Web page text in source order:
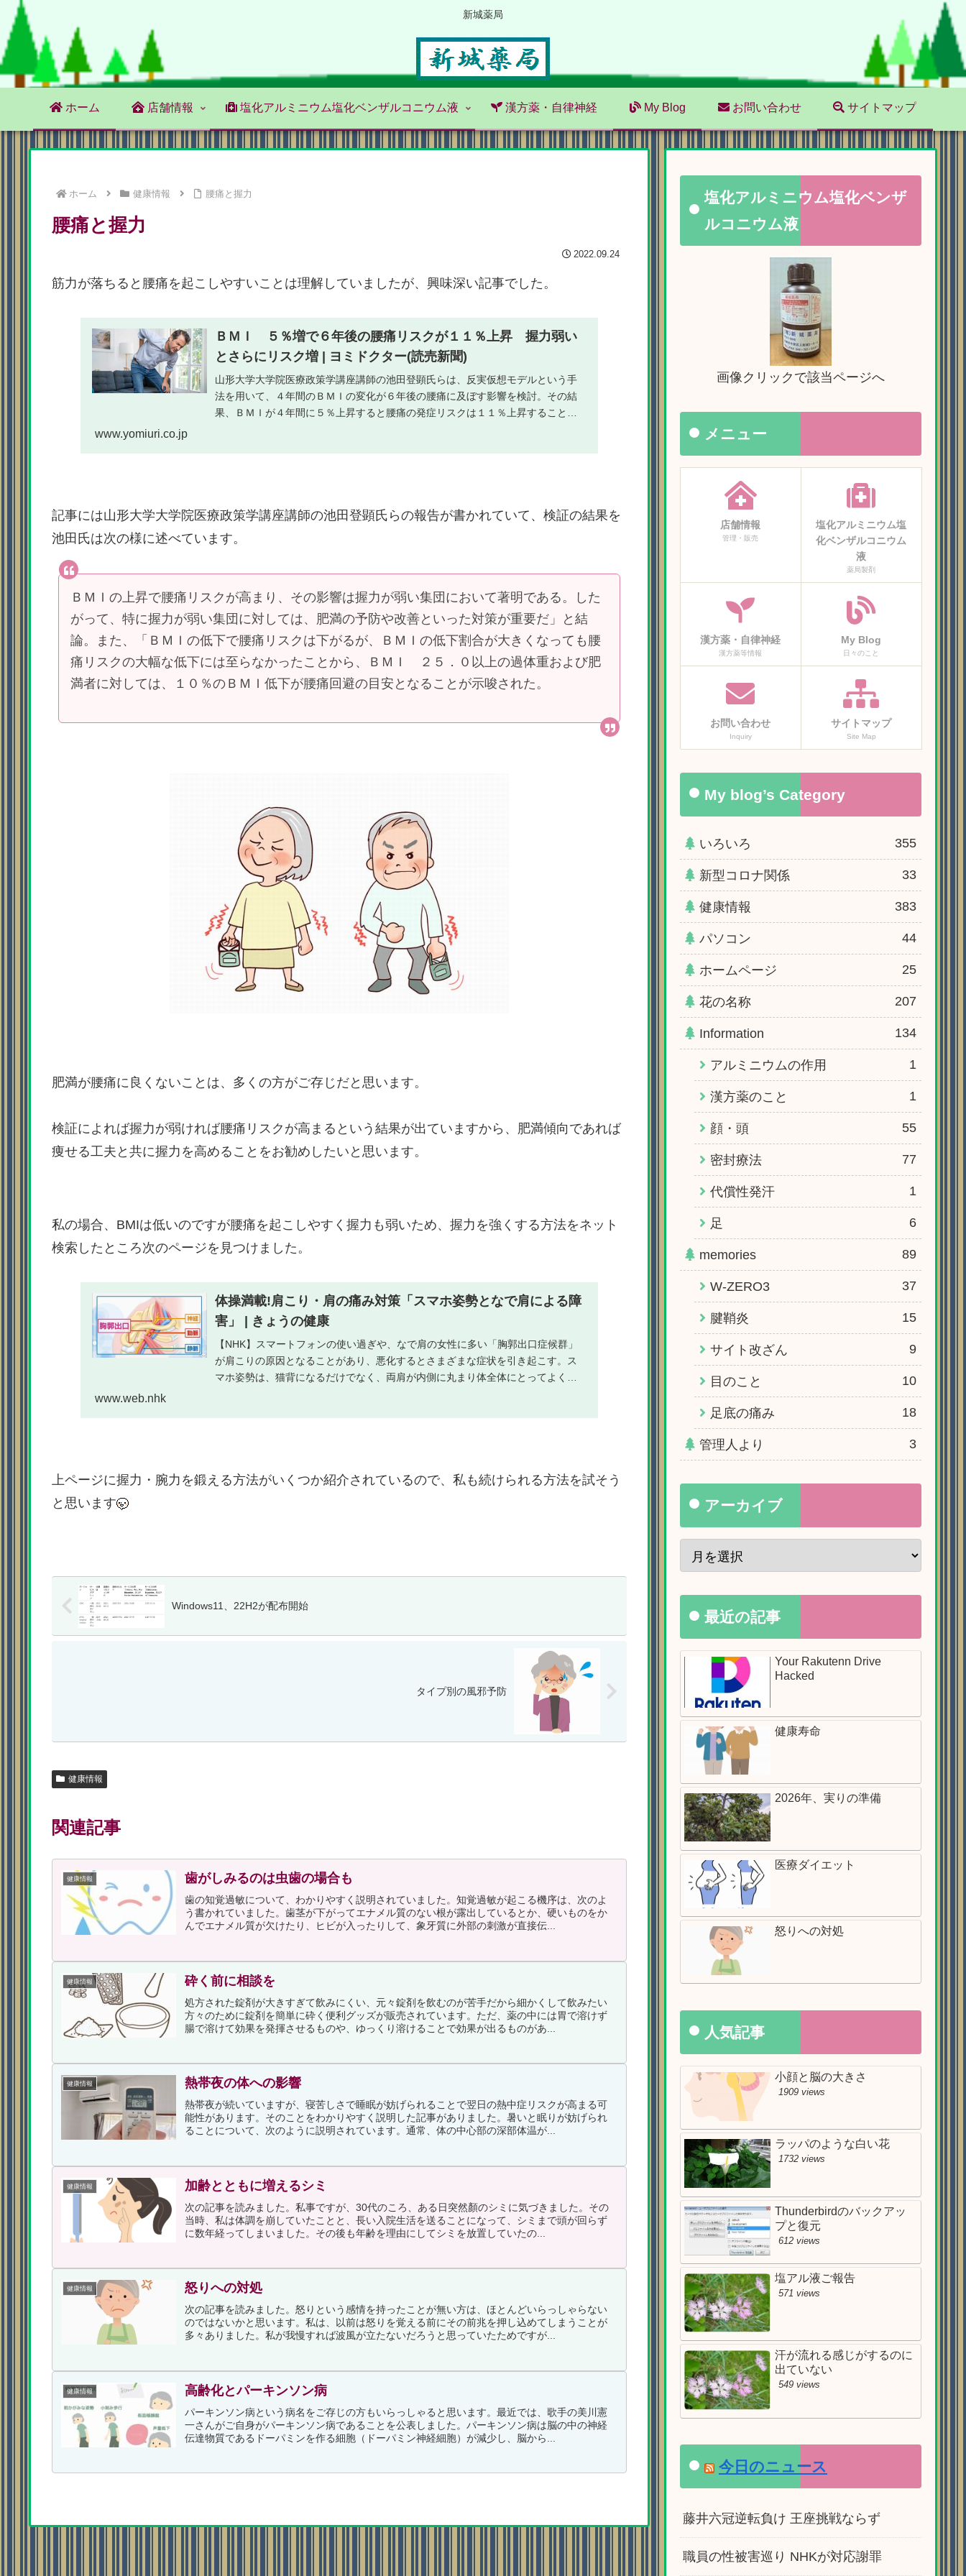
新城薬局
ホーム 店舗情報 塩化アルミニウム塩化ベンザルコニウム液 漢方薬・自律神経 My Blog お問い合わせ サイトマップ
ホーム 健康情報 腰痛と握力
腰痛と握力
2022.09.24
筋力が落ちると腰痛を起こしやすいことは理解していましたが、興味深い記事でした。
ＢＭＩ ５％増で６年後の腰痛リスクが１１％上昇 握力弱い
とさらにリスク増 | ヨミドクター(読売新聞)
山形大学大学院医療政策学講座講師の池田登顕氏らは、反実仮想モデルという手
法を用いて、４年間のＢＭＩの変化が６年後の腰痛に及ぼす影響を検討。その結
果、ＢＭＩが４年間に５％上昇すると腰痛の発症リスクは１１％上昇すること、
www.yomiuri.co.jp
記事には山形大学大学院医療政策学講座講師の池田登顕氏らの報告が書かれていて、検証の結果を
池田氏は次の様に述べています。
ＢＭＩの上昇で腰痛リスクが高まり、その影響は握力が弱い集団において著明である。した
がって、特に握力が弱い集団に対しては、肥満の予防や改善といった対策が重要だ」と結
論。また、「ＢＭＩの低下で腰痛リスクは下がるが、ＢＭＩの低下割合が大きくなっても腰
痛リスクの大幅な低下には至らなかったことから、ＢＭＩ ２５．０以上の過体重および肥
満者に対しては、１０％のＢＭＩ低下が腰痛回避の目安となることが示唆された。
肥満が腰痛に良くないことは、多くの方がご存じだと思います。
検証によれば握力が弱ければ腰痛リスクが高まるという結果が出ていますから、肥満傾向であれば
痩せる工夫と共に握力を高めることをお勧めしたいと思います。
私の場合、BMIは低いのですが腰痛を起こしやすく握力も弱いため、握力を強くする方法をネット
検索したところ次のページを見つけました。
体操満載!肩こり・肩の痛み対策「スマホ姿勢となで肩による障
害」 | きょうの健康
【NHK】スマートフォンの使い過ぎや、なで肩の女性に多い「胸郭出口症候群」
が肩こりの原因となることがあり、悪化するとさまざまな症状を引き起こす。ス
マホ姿勢は、猫背になるだけでなく、両肩が内側に丸まり体全体にとってよくな
www.web.nhk
上ページに握力・腕力を鍛える方法がいくつか紹介されているので、私も続けられる方法を試そう
と思います
Windows11、22H2が配布開始
タイプ別の風邪予防
健康情報
関連記事
健康情報 歯がしみるのは虫歯の場合も
歯の知覚過敏について、わかりやすく説明されていました。知覚過敏が起こる機序は、次のよ
う書かれていました。歯茎が下がってエナメル質のない根が露出しているとか、硬いものをか
んでエナメル質が欠けたり、ヒビが入ったりして、象牙質に外部の刺激が直接伝...
健康情報 砕く前に相談を
処方された錠剤が大きすぎて飲みにくい、元々錠剤を飲むのが苦手だから細かくして飲みたい
方々のために錠剤を簡単に砕く便利グッズが販売されています。ただ、薬の中には胃で溶けず
腸で溶けて効果を発揮させるものや、ゆっくり溶けることで効果が出るものがあ...
健康情報 熱帯夜の体への影響
熱帯夜が続いていますが、寝苦しさで睡眠が妨げられることで翌日の熱中症リスクが高まる可
能性があります。そのことをわかりやすく説明した記事がありました。暑いと眠りが妨げられ
ることについて、次のように説明されています。通常、体の中心部の深部体温が...
健康情報 加齢とともに増えるシミ
次の記事を読みました。私事ですが、30代のころ、ある日突然顏のシミに気づきました。その
当時、私は体調を崩していたことと、長い入院生活を送ることになって、シミまで頭が回らず
に数年経ってしまいました。その後も年齢を理由にしてシミを放置していたの...
健康情報 怒りへの対処
次の記事を読みました。怒りという感情を持ったことが無い方は、ほとんどいらっしゃらない
のではないかと思います。私は、以前は怒りを覚える前にその前兆を押し込めてしまうことが
多々ありました。私が我慢すれば波風が立たないだろうと思っていたためですが...
健康情報 高齢化とパーキンソン病
パーキンソン病という病名をご存じの方もいらっしゃると思います。最近では、歌手の美川憲
一さんがご自身がパーキンソン病であることを公表しました。パーキンソン病は脳の中の神経
伝達物質であるドーパミンを作る細胞（ドーパミン神経細胞）が減少し、脳から...
塩化アルミニウム塩化ベンザ
ルコニウム液
画像クリックで該当ページへ
メニュー
店舗情報
管理・販売
塩化アルミニウム塩
化ベンザルコニウム
液
薬局製剤
漢方薬・自律神経
漢方薬等情報
My Blog
日々のこと
お問い合わせ
Inquiry
サイトマップ
Site Map
My blog’s Category
いろいろ 355
新型コロナ関係 33
健康情報 383
パソコン 44
ホームページ 25
花の名称 207
Information 134
アルミニウムの作用 1
漢方薬のこと 1
顔・頭 55
密封療法 77
代償性発汗 1
足 6
memories 89
W-ZERO3 37
腱鞘炎 15
サイト改ざん 9
目のこと 10
足底の痛み 18
管理人より 3
アーカイブ
最近の記事
Your Rakutenn Drive
Hacked
健康寿命
2026年、実りの準備
医療ダイエット
怒りへの対処
人気記事
小顔と脳の大きさ
1909 views
ラッパのような白い花
1732 views
Thunderbirdのバックアッ
プと復元
612 views
塩アル液ご報告
571 views
汗が流れる感じがするのに
出ていない
549 views
今日のニュース
藤井六冠逆転負け 王座挑戦ならず
職員の性被害巡り NHKが対応謝罪